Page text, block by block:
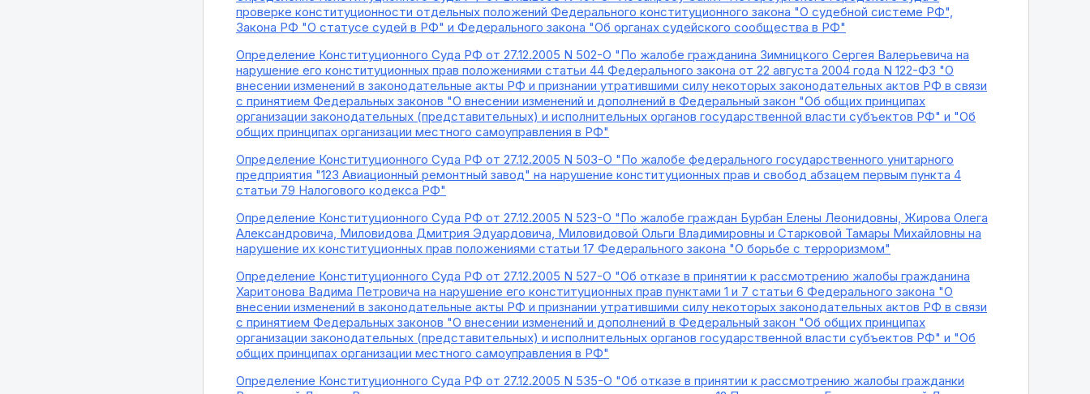
проверке конституционности отдельных положений Федерального конституционного закона "О судебной системе РФ",
Закона РФ "О статусе судей в РФ" и Федерального закона "Об органах судейского сообщества в РФ"
Определение Конституционного Суда РФ от 27.12.2005 N 502-О "По жалобе гражданина Зимницкого Сергея Валерьевича на
нарушение его конституционных прав положениями статьи 44 Федерального закона от 22 августа 2004 года N 122-ФЗ "О
внесении изменений в законодательные акты РФ и признании утратившими силу некоторых законодательных актов РФ в связи
с принятием Федеральных законов "О внесении изменений и дополнений в Федеральный закон "Об общих принципах
организации законодательных (представительных) и исполнительных органов государственной власти субъектов РФ" и "Об
общих принципах организации местного самоуправления в РФ"
Определение Конституционного Суда РФ от 27.12.2005 N 503-О "По жалобе федерального государственного унитарного
предприятия "123 Авиационный ремонтный завод" на нарушение конституционных прав и свобод абзацем первым пункта 4
статьи 79 Налогового кодекса РФ"
Определение Конституционного Суда РФ от 27.12.2005 N 523-О "По жалобе граждан Бурбан Елены Леонидовны, Жирова Олега
Александровича, Миловидова Дмитрия Эдуардовича, Миловидовой Ольги Владимировны и Старковой Тамары Михайловны на
нарушение их конституционных прав положениями статьи 17 Федерального закона "О борьбе с терроризмом"
Определение Конституционного Суда РФ от 27.12.2005 N 527-О "Об отказе в принятии к рассмотрению жалобы гражданина
Харитонова Вадима Петровича на нарушение его конституционных прав пунктами 1 и 7 статьи 6 Федерального закона "О
внесении изменений в законодательные акты РФ и признании утратившими силу некоторых законодательных актов РФ в связи
с принятием Федеральных законов "О внесении изменений и дополнений в Федеральный закон "Об общих принципах
организации законодательных (представительных) и исполнительных органов государственной власти субъектов РФ" и "Об
общих принципах организации местного самоуправления в РФ"
Определение Конституционного Суда РФ от 27.12.2005 N 535-О "Об отказе в принятии к рассмотрению жалобы гражданки